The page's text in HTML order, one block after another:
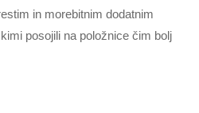
in morebitnim dodatnim
posojili na položnice čim bolj